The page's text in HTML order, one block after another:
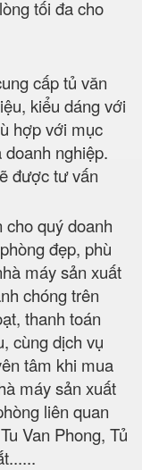
tối đa cho
cấp tủ văn
kiểu dáng với
hợp với mục
nghiệp.
được tư vấn
cho quý doanh
đẹp, phù
máy sản xuất
chóng trên
thanh toán
cùng dịch vụ
tâm khi mua
máy sản xuất
liên quan
Van Phong, Tủ